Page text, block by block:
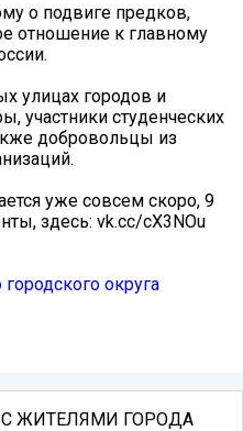
о подвиге предков,
отношение к главному
улицах городов и
участники студенческих
добровольцы из
уже совсем скоро, 9
здесь: vk.cc/cX3NOu
округа
ЖИТЕЛЯМИ ГОРОДА